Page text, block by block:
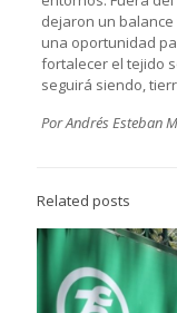
dejaron un
una oportunidad
fortalecer el tejido
seguirá siendo,
Por Andrés Esteban
Related posts